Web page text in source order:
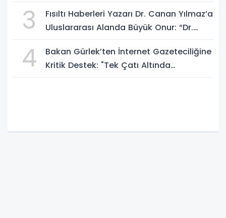
3
Fısıltı Haberleri Yazarı Dr. Canan Yılmaz’a
Uluslararası Alanda Büyük Onur: “Dr.
4
Bakan Gürlek’ten İnternet Gazeteciliğine
Kritik Destek: "Tek Çatı Altında